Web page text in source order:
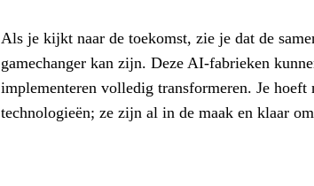
Als je kijkt naar de toekomst, zie je dat de
gamechanger kan zijn. Deze AI-fabrieken
implementeren volledig transformeren. Je
technologieën; ze zijn al in de maak en klaar